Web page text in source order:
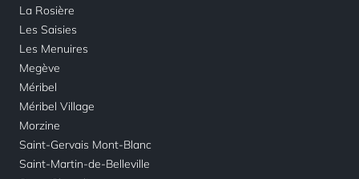
La Rosière
Les Saisies
Les Menuires
Megève
Méribel
Méribel Village
Morzine
Saint-Gervais Mont-Blanc
Saint-Martin-de-Belleville